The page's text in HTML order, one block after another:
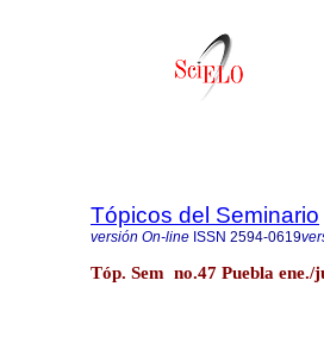
Tópicos del Seminario
versión On-line ISSN 2594-0619
Tóp. Sem no.47 Puebla